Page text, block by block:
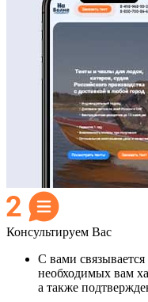
Консультируем Вас
С вами
необходимых вам
а также